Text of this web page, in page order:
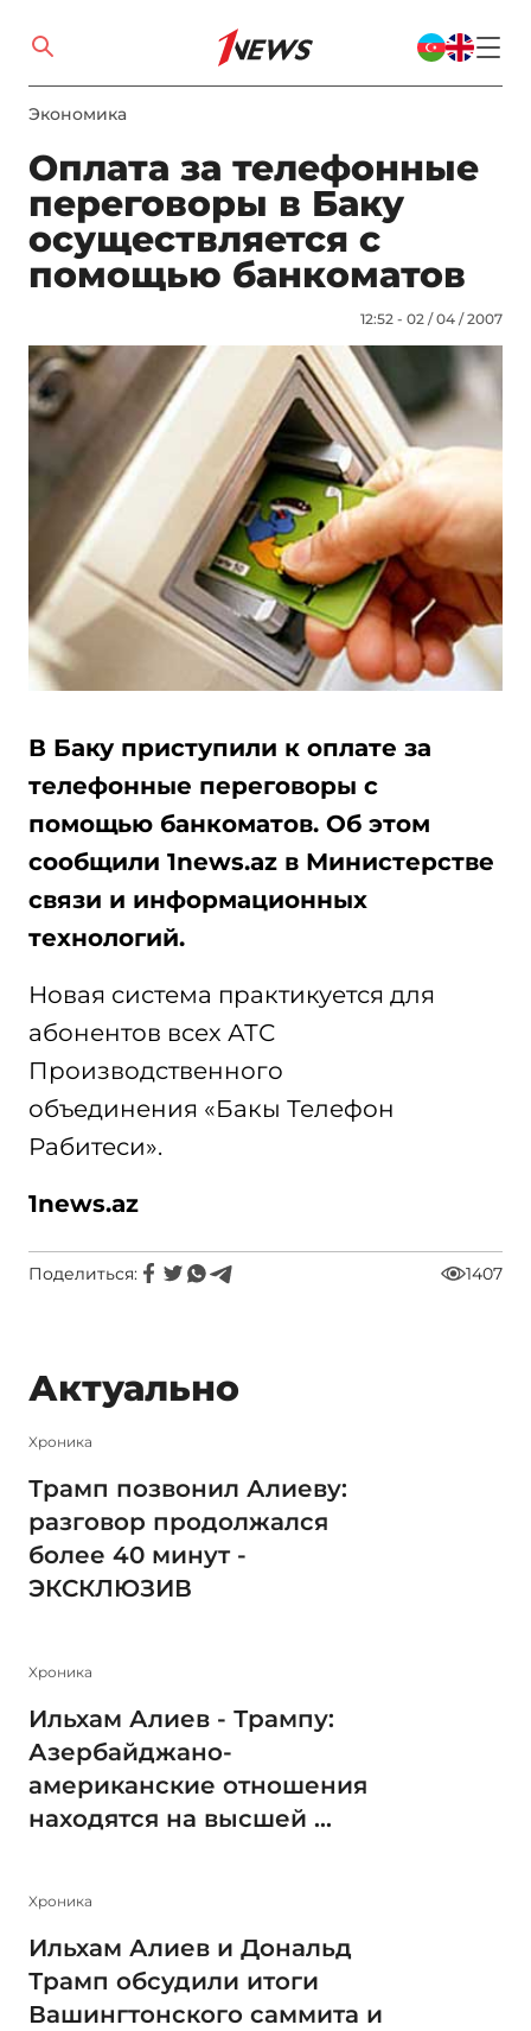
Экономика
Оплата за телефонные
переговоры в Баку
осуществляется с
помощью банкоматов
12:52 - 02 / 04 / 2007
В Баку приступили к оплате за
телефонные переговоры с
помощью банкоматов. Об этом
сообщили 1news.az в Министерстве
связи и информационных
технологий.
Новая система практикуется для
абонентов всех АТС
Производственного
объединения «Бакы Телефон
Рабитеси».
1news.az
Поделиться: 1407
Актуально
Xроника
Трамп позвонил Алиеву:
разговор продолжался
более 40 минут -
ЭКСКЛЮЗИВ
Xроника
Ильхам Алиев - Трампу:
Азербайджано-
американские отношения
находятся на высшей ...
Xроника
Ильхам Алиев и Дональд
Трамп обсудили итоги
Вашингтонского саммита и